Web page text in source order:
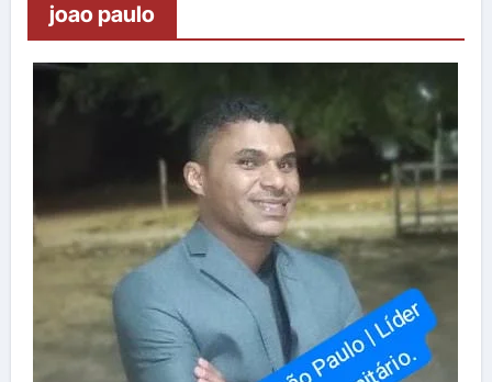
joao paulo